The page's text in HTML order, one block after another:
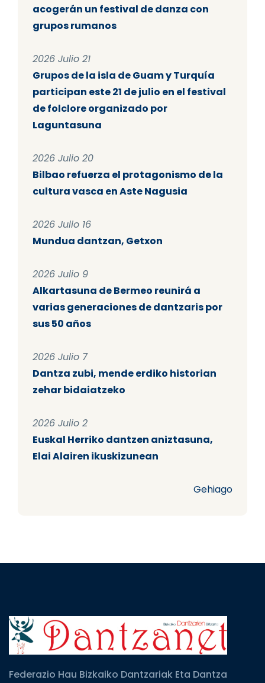
acogerán un festival de danza con
grupos rumanos
2026 Julio 21
Grupos de la isla de Guam y Turquía
participan este 21 de julio en el festival
de folclore organizado por
Laguntasuna
2026 Julio 20
Bilbao refuerza el protagonismo de la
cultura vasca en Aste Nagusia
2026 Julio 16
Mundua dantzan, Getxon
2026 Julio 9
Alkartasuna de Bermeo reunirá a
varias generaciones de dantzaris por
sus 50 años
2026 Julio 7
Dantza zubi, mende erdiko historian
zehar bidaiatzeko
2026 Julio 2
Euskal Herriko dantzen aniztasuna,
Elai Alairen ikuskizunean
Gehiago
Federazio Hau Bizkaiko Dantzariak Eta Dantza